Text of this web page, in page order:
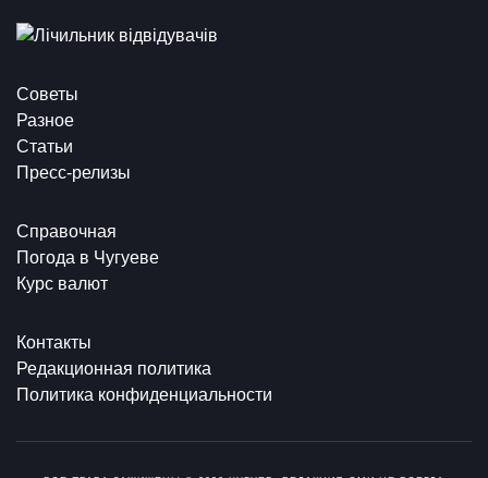
Советы
Разное
Статьи
Пресс-релизы
Справочная
Погода в Чугуеве
Курс валют
Контакты
Редакционная политика
Политика конфиденциальности